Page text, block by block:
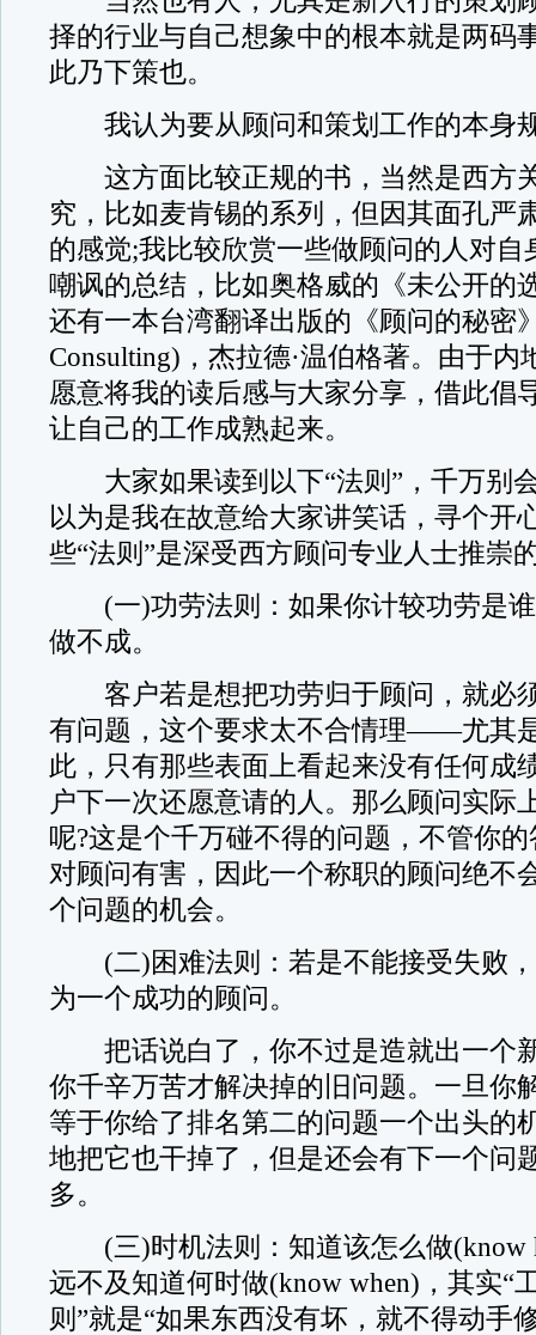
择的行业与自己想象中的根本就是两码
此乃下策也。
我认为要从顾问和策划工作的本身
这方面比较正规的书，当然是西方
究，比如麦肯锡的系列，但因其面孔严
的感觉;我比较欣赏一些做顾问的人对自
嘲讽的总结，比如奥格威的《未公开的
还有一本台湾翻译出版的《顾问的秘密
Consulting)，杰拉德·温伯格著。由于内
愿意将我的读后感与大家分享，借此倡
让自己的工作成熟起来。
大家如果读到以下“法则”，千万别
以为是我在故意给大家讲笑话，寻个开
些“法则”是深受西方顾问专业人士推崇
(一)功劳法则：如果你计较功劳是谁
做不成。
客户若是想把功劳归于顾问，就必
有问题，这个要求太不合情理——尤其
此，只有那些表面上看起来没有任何成
户下一次还愿意请的人。那么顾问实际
呢?这是个千万碰不得的问题，不管你
对顾问有害，因此一个称职的顾问绝不
个问题的机会。
(二)困难法则：若是不能接受失败，
为一个成功的顾问。
把话说白了，你不过是造就出一个
你千辛万苦才解决掉的旧问题。一旦你
等于你给了排名第二的问题一个出头的
地把它也干掉了，但是还会有下一个
多。
(三)时机法则：知道该怎么做(know
远不及知道何时做(know when)，其实“
则”就是“如果东西没有坏，就不得动手